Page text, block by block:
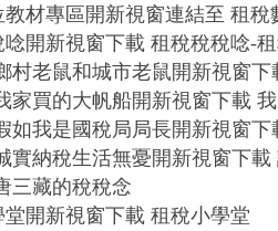
教材專區開新視窗連結至 租稅
唸開新視窗下載 租稅稅稅唸-
村老鼠和城市老鼠開新視窗
家買的大帆船開新視窗下載
如我是國稅局局長開新視窗
實納稅生活無憂開新視窗下載
三藏的稅稅念
堂開新視窗下載 租稅小學堂